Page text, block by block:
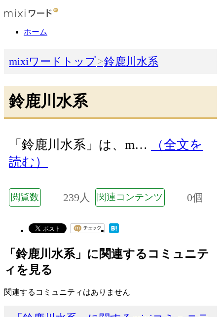
ホーム
mixiワードトップ 鈴鹿川水系
鈴鹿川水系
「鈴鹿川水系」は、m…
（全文を
読む）
閲覧数 239人 関連コンテンツ 0個
「鈴鹿川水系」に関連するコミュニテ
ィを見る
関連するコミュニティはありません